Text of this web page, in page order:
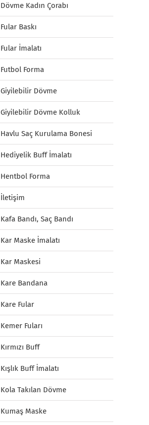
Dövme Kadın Çorabı
Fular Baskı
Fular İmalatı
Futbol Forma
Giyilebilir Dövme
Giyilebilir Dövme Kolluk
Havlu Saç Kurulama Bonesi
Hediyelik Buff İmalatı
Hentbol Forma
İletişim
Kafa Bandı, Saç Bandı
Kar Maske İmalatı
Kar Maskesi
Kare Bandana
Kare Fular
Kemer Fuları
Kırmızı Buff
Kışlık Buff İmalatı
Kola Takılan Dövme
Kumaş Maske